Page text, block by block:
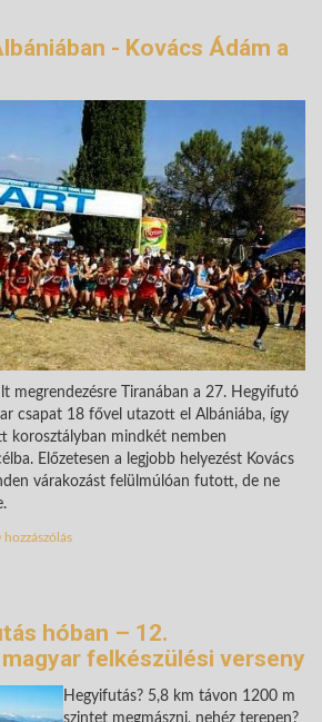
- Kovács Ádám a
megrendezésre Tiranában a 27. Hegyifutó
csapat 18 fővel utazott el Albániába, így
korosztályban mindkét nemben
Előzetesen a legjobb helyezést Kovács
várakozást felülmúlóan futott, de ne
hozzászólás
hóban – 12.
felkészülési verseny
Hegyifutás? 5,8 km távon 1200 m
szintet megmászni, nehéz terepen?